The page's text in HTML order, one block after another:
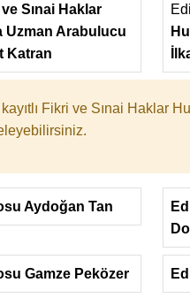
Sınai Haklar
Uzman Arabulucu
Katran
Fikri ve Sınai Haklar
Aydoğan Tan
Gamze Peközer